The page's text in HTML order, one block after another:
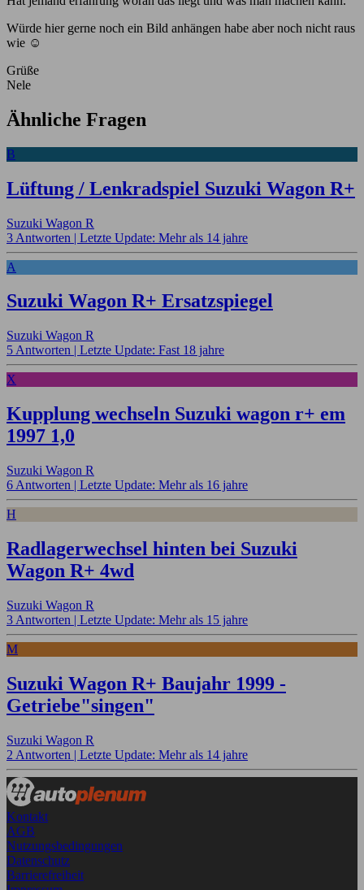
Würde hier gerne noch ein Bild anhängen habe aber noch nicht raus
wie ☺️
Grüße
Nele
Ähnliche Fragen
B
Lüftung / Lenkradspiel Suzuki Wagon R+
Suzuki Wagon R
3 Antworten | Letzte Update: Mehr als 14 jahre
A
Suzuki Wagon R+ Ersatzspiegel
Suzuki Wagon R
5 Antworten | Letzte Update: Fast 18 jahre
X
Kupplung wechseln Suzuki wagon r+ em
1997 1,0
Suzuki Wagon R
6 Antworten | Letzte Update: Mehr als 16 jahre
H
Radlagerwechsel hinten bei Suzuki
Wagon R+ 4wd
Suzuki Wagon R
3 Antworten | Letzte Update: Mehr als 15 jahre
M
Suzuki Wagon R+ Baujahr 1999 -
Getriebe"singen"
Suzuki Wagon R
2 Antworten | Letzte Update: Mehr als 14 jahre
Kontakt
AGB
Nutzungsbedingungen
Datenschutz
Barrierefreiheit